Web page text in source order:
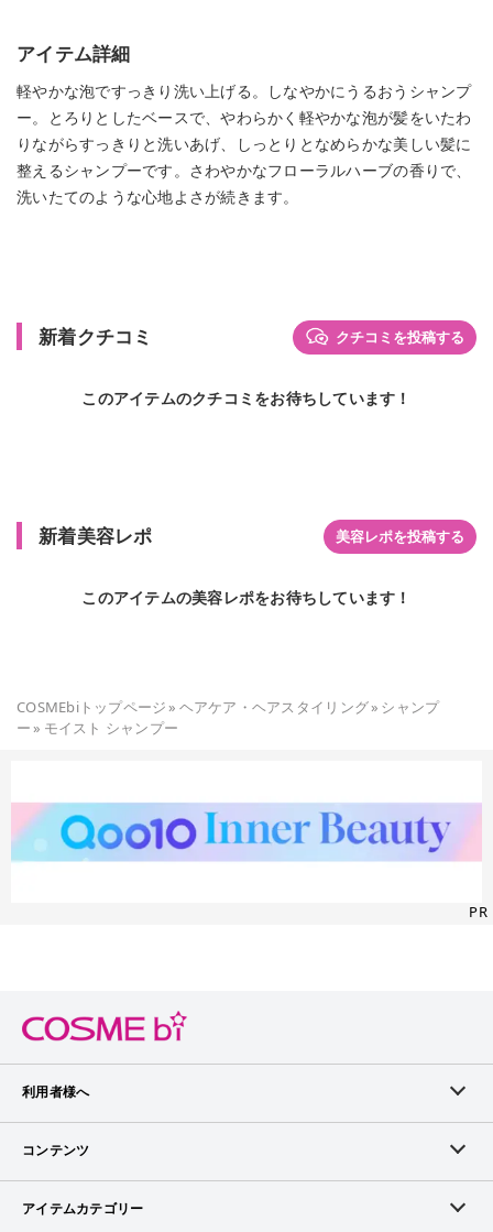
アイテム詳細
軽やかな泡ですっきり洗い上げる。しなやかにうるおうシャンプ
ー。とろりとしたベースで、やわらかく軽やかな泡が髪をいたわ
りながらすっきりと洗いあげ、しっとりとなめらかな美しい髪に
整えるシャンプーです。さわやかなフローラルハーブの香りで、
洗いたてのような心地よさが続きます。
新着クチコミ クチコミを投稿する
このアイテムのクチコミをお待ちしています！
新着美容レポ 美容レポを投稿する
このアイテムの美容レポをお待ちしています！
COSMEbiトップページ» ヘアケア・ヘアスタイリング» シャンプ
ー» モイスト シャンプー
PR
利用者様へ
メンバーログイン
コンテンツ
ランキング
アイテムカテゴリー